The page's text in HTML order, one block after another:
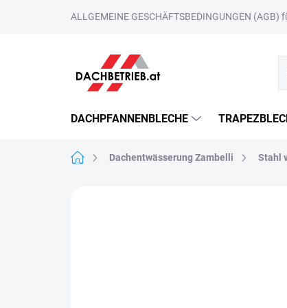
ALLGEMEINE GESCHÄFTSBEDINGUNGEN
DACHPFANNENBLECHE
StartseiteDachentwässerung Zambelli Stahl